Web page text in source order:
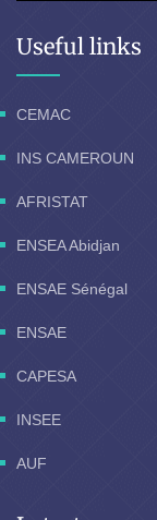
Useful links
CEMAC
INS CAMEROUN
AFRISTAT
ENSEA Abidjan
ENSAE Sénégal
ENSAE
CAPESA
INSEE
AUF